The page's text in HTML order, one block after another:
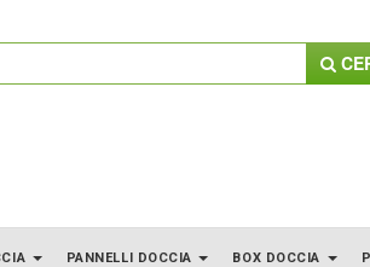
PANNELLI DOCCIA BOX DOCCIA